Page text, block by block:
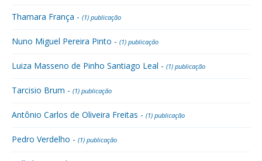
Thamara França - (1) publicação
Nuno Miguel Pereira Pinto - (1) publicação
Luiza Masseno de Pinho Santiago Leal - (1) publicação
Tarcisio Brum - (1) publicação
Antônio Carlos de Oliveira Freitas - (1) publicação
Pedro Verdelho - (1) publicação